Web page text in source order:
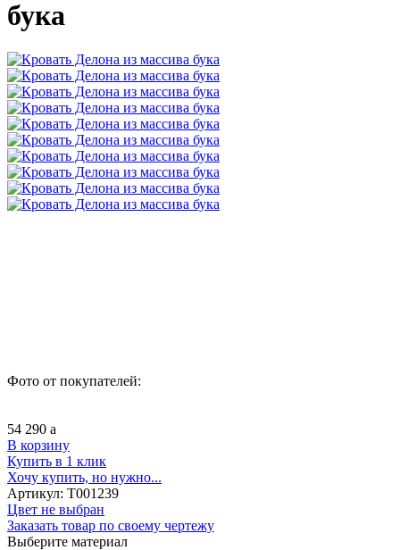
бука
Фото от покупателей:
54 290 a
В корзину
Купить в 1 клик
Хочу купить, но нужно...
Артикул: Т001239
Цвет не выбран
Заказать товар по своему чертежу
Выберите материал